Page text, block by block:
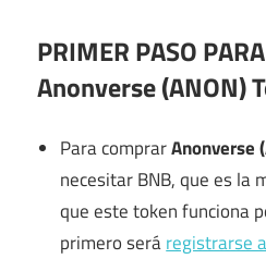
PRIMER PASO
Anonverse (ANON)
Para comprarAnonverse
necesitar BNB, que es la
que este token funciona
primero seráregistrarse